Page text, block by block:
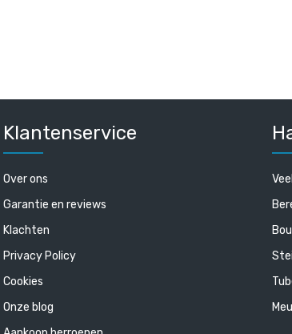
Klantenservice
Over ons
Garantie en reviews
Klachten
Privacy Policy
Cookies
Onze blog